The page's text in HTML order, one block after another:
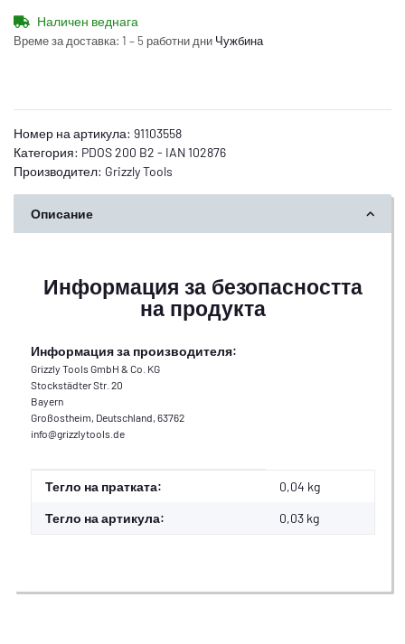
Наличен веднага
Време за доставка: 1 – 5 работни дни Чужбина
Номер на артикула: 91103558
Категория: PDOS 200 B2 - IAN 102876
Производител: Grizzly Tools
Описание
Информация за безопасността
на продукта
Информация за производителя:
Grizzly Tools GmbH & Co. KG
Stockstädter Str. 20
Bayern
Großostheim, Deutschland, 63762
info@grizzlytools.de
#productDetails.itemInformation#
#productDetails.itemValue#
Тегло на пратката: 0,04 kg
Тегло на артикула: 0,03 kg